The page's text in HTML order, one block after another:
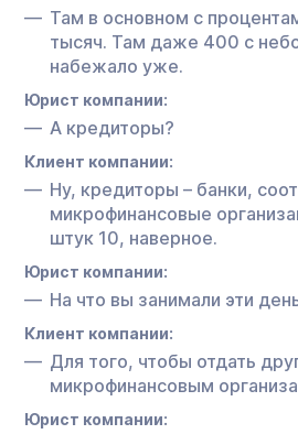
Там в основном с
тысяч. Там даже 400 с
набежало уже.
Юрист компании:
А кредиторы?
Клиент компании:
Ну, кредиторы – банки,
микрофинансовые
штук 10, наверное.
Юрист компании:
На что вы занимали эти
Клиент компании:
Для того, чтобы отдать
микрофинансовым
Юрист компании: